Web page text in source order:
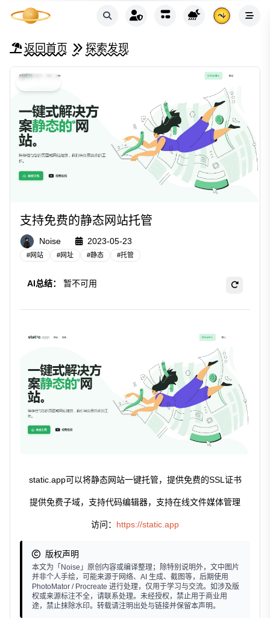
返回首页 探索发现
支持免费的静态网站托管
Noise 2023-05-23
#网站 #网址 #静态 #托管
AI总结： 暂不可用
static.app可以将静态网站一键托管，提供免费的SSL证书
提供免费子域，支持代码编辑器，支持在线文件媒体管理
访问： https://static.app
版权声明
本文为「Noise」原创内容或编译整理；除特别说明外，文中图片
并非个人手绘，可能来源于网络、AI 生成、截图等，后期使用
PhotoMator / Procreate 进行处理，仅用于学习与交流。如涉及版
权或来源标注不全，请联系处理。未经授权，禁止用于商业用
途，禁止抹除水印。转载请注明出处与链接并保留本声明。